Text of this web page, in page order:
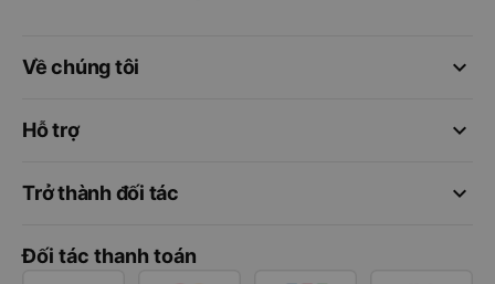
keyboard_arrow_down
Về chúng tôi
keyboard_arrow_down
Hỗ trợ
keyboard_arrow_down
Trở thành đối tác
Đối tác thanh toán